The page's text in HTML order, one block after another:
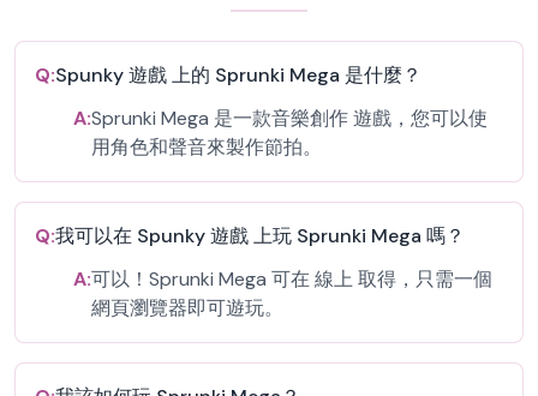
Q:Spunky 遊戲 上的 Sprunki Mega 是什麼？
A:Sprunki Mega 是一款音樂創作 遊戲，您可以使
用角色和聲音來製作節拍。
Q:我可以在 Spunky 遊戲 上玩 Sprunki Mega 嗎？
A:可以！Sprunki Mega 可在 線上 取得，只需一個
網頁瀏覽器即可遊玩。